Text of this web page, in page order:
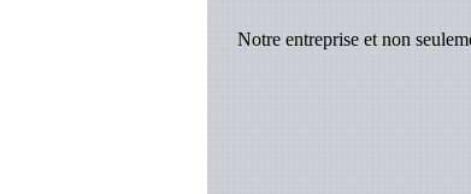
Notre entreprise et non